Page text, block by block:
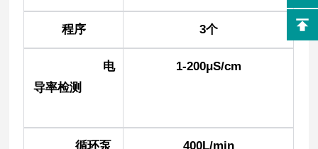
程序 3个
电
导率检测
1-200μS/cm
循环泵
400L/min